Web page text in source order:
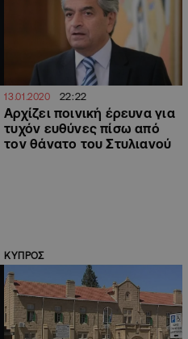
13.01.2020 22:22
Αρχίζει ποινική έρευνα για
τυχόν ευθύνες πίσω από
τον θάνατο του Στυλιανού
ΚΥΠΡΟΣ